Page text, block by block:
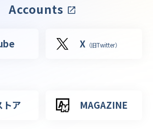
Accounts
X （旧Twitter）
トア MAGAZINE